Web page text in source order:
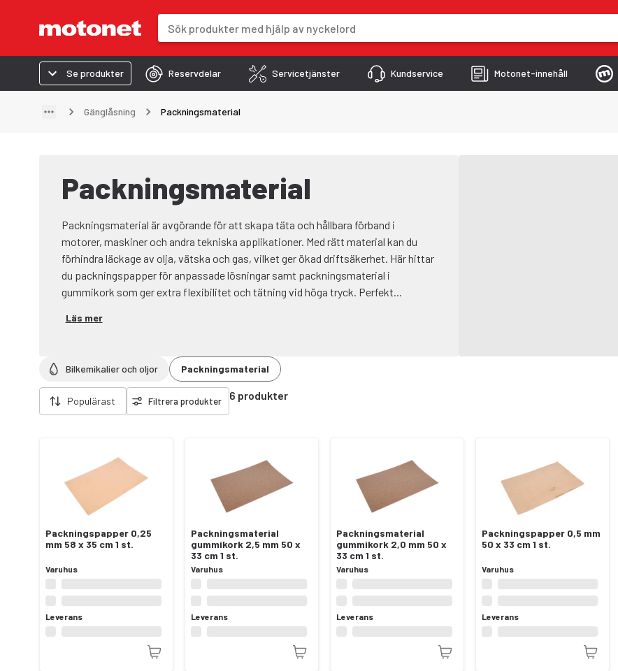
Se produkter
Reservdelar Servicetjänster Kundservice Motonet-innehåll
Gänglåsning Packningsmaterial
Packningsmaterial
Packningsmaterial är avgörande för att skapa täta och hållbara förband i
motorer, maskiner och andra tekniska applikationer. Med rätt material kan du
förhindra läckage av olja, vätska och gas, vilket ger ökad driftsäkerhet. Här hittar
du packningspapper för anpassade lösningar samt packningsmaterial i
gummikork som ger extra flexibilitet och tätning vid höga tryck. Perfekt...
Läs mer
Bilkemikalier och oljor Packningsmaterial
Populärast Filtrera produkter 6 produkter
Ta bort filter
Packningspapper 0,25
mm 58 x 35 cm 1 st.
Varuhus
Leverans
Packningsmaterial
gummikork 2,5 mm 50 x
33 cm 1 st.
Varuhus
Leverans
Packningsmaterial
gummikork 2,0 mm 50 x
33 cm 1 st.
Varuhus
Leverans
Packningspapper 0,5 mm
50 x 33 cm 1 st.
Varuhus
Leverans